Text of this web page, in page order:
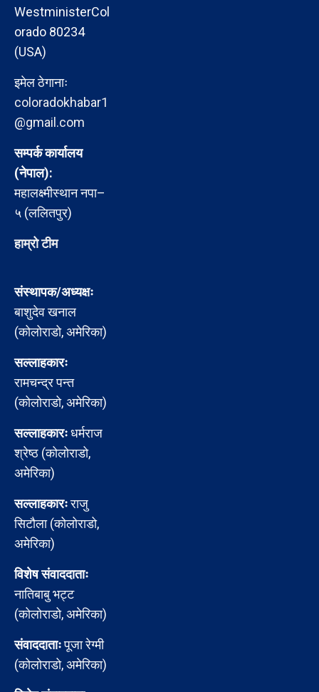
WestministerCol
orado 80234
(USA)
इमेल ठेगानाः
coloradokhabar1
@gmail.com
सम्पर्क कार्यालय
(नेपाल):
महालक्ष्मीस्थान नपा–
५ (ललितपुर)
हाम्रो टीम
संस्थापक/अध्यक्षः
बाशुदेव खनाल
(कोलोराडो, अमेरिका)
सल्लाहकारः
रामचन्द्र पन्त
(कोलोराडो, अमेरिका)
सल्लाहकारःधर्मराज
श्रेष्ठ (कोलोराडो,
अमेरिका)
सल्लाहकारःराजु
सिटौला (कोलोराडो,
अमेरिका)
विशेष संवाददाताः
नातिबाबु भट्ट
(कोलोराडो, अमेरिका)
संवाददाताःपूजा रेग्मी
(कोलोराडो, अमेरिका)